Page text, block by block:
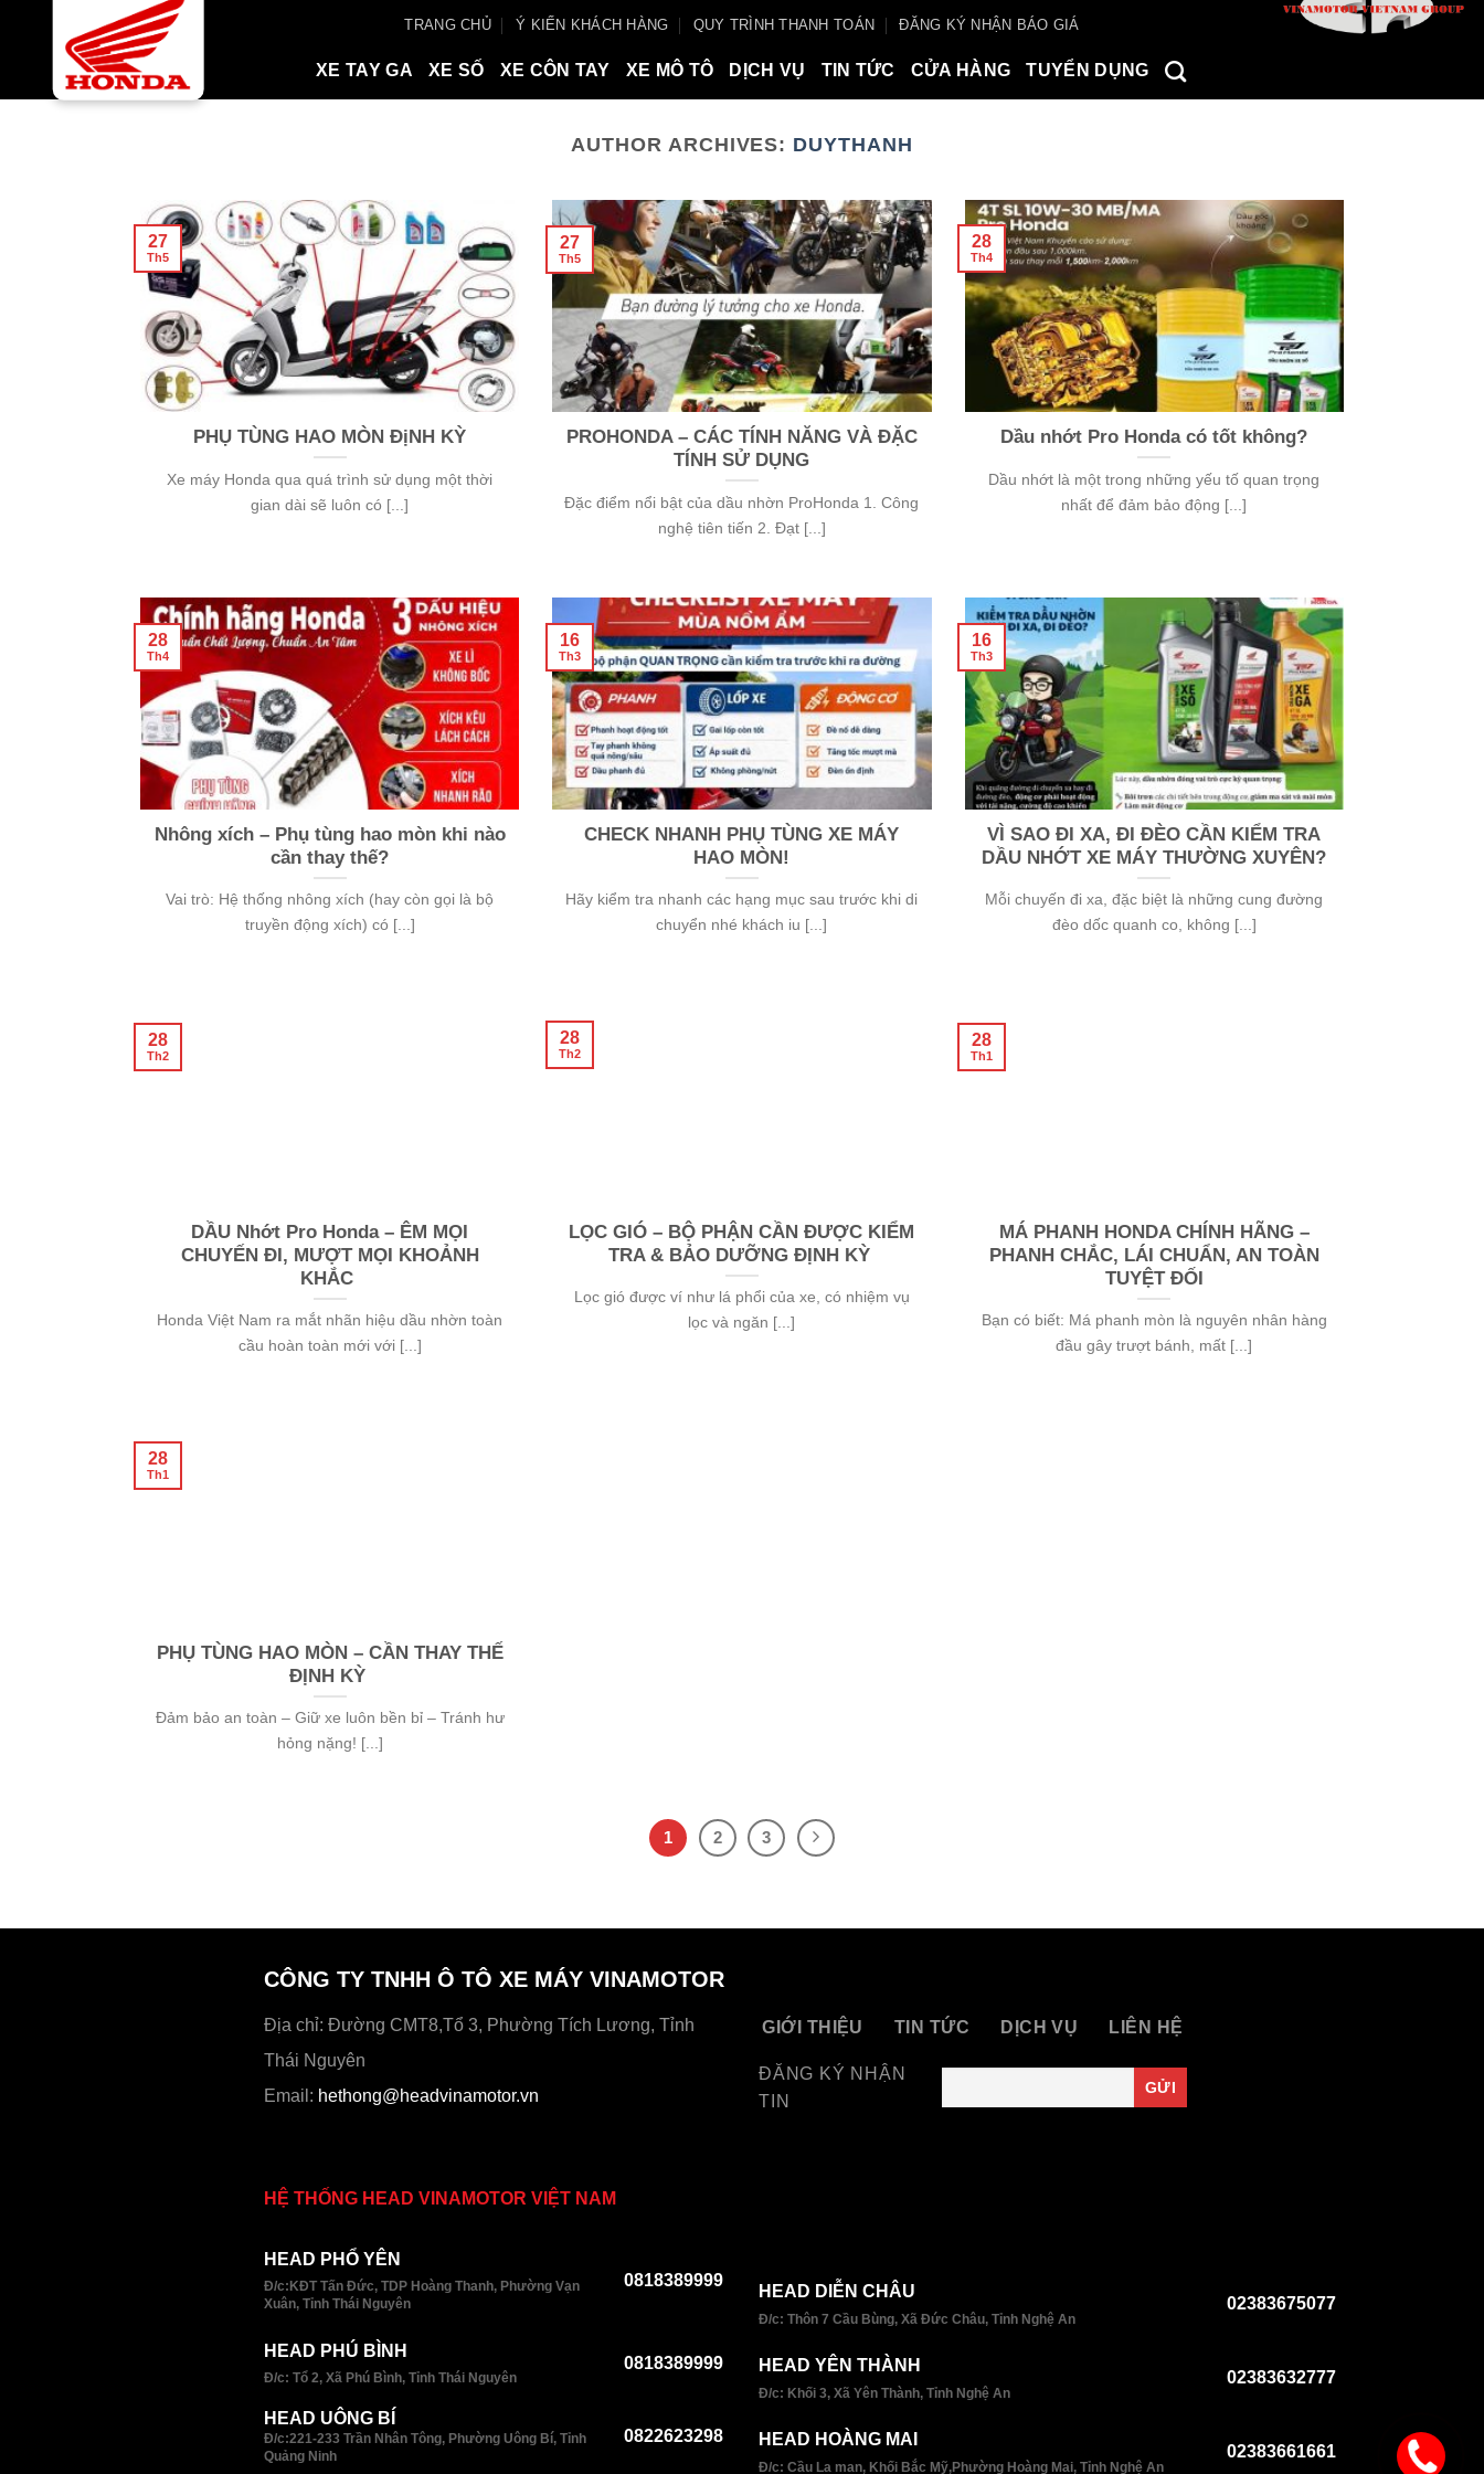
TRANG CHỦ Ý KIẾN KHÁCH HÀNG QUY TRÌNH THANH TOÁN ĐĂNG KÝ NHẬN BÁO GIÁ
XE TAY GA XE SỐ XE CÔN TAY XE MÔ TÔ DỊCH VỤ TIN TỨC CỬA HÀNG TUYỂN DỤNG
AUTHOR ARCHIVES: DUYTHANH
PHỤ TÙNG HAO MÒN ĐịNH KỲ
Xe máy Honda qua quá trình sử dụng một thời
gian dài sẽ luôn có [...]
27
Th5
PROHONDA – CÁC TÍNH NĂNG VÀ ĐẶC
TÍNH SỬ DỤNG
Đặc điểm nổi bật của dầu nhờn ProHonda 1. Công
nghệ tiên tiến 2. Đạt [...]
27
Th5
Dầu nhớt Pro Honda có tốt không?
Dầu nhớt là một trong những yếu tố quan trọng
nhất để đảm bảo động [...]
28
Th4
Nhông xích – Phụ tùng hao mòn khi nào
cần thay thế?
Vai trò: Hệ thống nhông xích (hay còn gọi là bộ
truyền động xích) có [...]
28
Th4
CHECK NHANH PHỤ TÙNG XE MÁY
HAO MÒN!
Hãy kiểm tra nhanh các hạng mục sau trước khi di
chuyển nhé khách iu [...]
16
Th3
VÌ SAO ĐI XA, ĐI ĐÈO CẦN KIỂM TRA
DẦU NHỚT XE MÁY THƯỜNG XUYÊN?
Mỗi chuyến đi xa, đặc biệt là những cung đường
đèo dốc quanh co, không [...]
16
Th3
DẦU Nhớt Pro Honda – ÊM MỌI
CHUYẾN ĐI, MƯỢT MỌI KHOẢNH
KHẮC
Honda Việt Nam ra mắt nhãn hiệu dầu nhờn toàn
cầu hoàn toàn mới với [...]
28
Th2
LỌC GIÓ – BỘ PHẬN CẦN ĐƯỢC KIỂM
TRA & BẢO DƯỠNG ĐỊNH KỲ
Lọc gió được ví như lá phổi của xe, có nhiệm vụ
lọc và ngăn [...]
28
Th2
MÁ PHANH HONDA CHÍNH HÃNG –
PHANH CHẮC, LÁI CHUẨN, AN TOÀN
TUYỆT ĐỐI
Bạn có biết: Má phanh mòn là nguyên nhân hàng
đầu gây trượt bánh, mất [...]
28
Th1
PHỤ TÙNG HAO MÒN – CẦN THAY THẾ
ĐỊNH KỲ
Đảm bảo an toàn – Giữ xe luôn bền bỉ – Tránh hư
hỏng nặng! [...]
28
Th1
1 2 3
CÔNG TY TNHH Ô TÔ XE MÁY VINAMOTOR
Địa chỉ: Đường CMT8,Tổ 3, Phường Tích Lương, Tỉnh
Thái Nguyên
Email: hethong@headvinamotor.vn
GIỚI THIỆU TIN TỨC DỊCH VỤ LIÊN HỆ
ĐĂNG KÝ NHẬN
TIN
HỆ THỐNG HEAD VINAMOTOR VIỆT NAM
HEAD PHỔ YÊN
Đ/c:KĐT Tấn Đức, TDP Hoàng Thanh, Phường Vạn
Xuân, Tỉnh Thái Nguyên
0818389999
HEAD PHÚ BÌNH
Đ/c: Tổ 2, Xã Phú Bình, Tỉnh Thái Nguyên
0818389999
HEAD UÔNG BÍ
Đ/c:221-233 Trần Nhân Tông, Phường Uông Bí, Tỉnh
Quảng Ninh
0822623298
×
*
HEAD DIỄN CHÂU
Đ/c: Thôn 7 Cầu Bùng, Xã Đức Châu, Tỉnh Nghệ An
02383675077
HEAD YÊN THÀNH
Đ/c: Khối 3, Xã Yên Thành, Tỉnh Nghệ An
02383632777
HEAD HOÀNG MAI
Đ/c: Cầu La man, Khối Bắc Mỹ,Phường Hoàng Mai, Tỉnh Nghệ An
02383661661